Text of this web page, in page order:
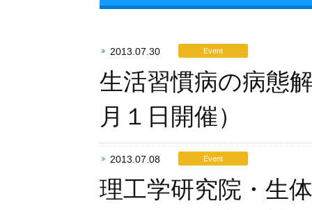
2013.07.30 Event
生活習慣病の病態
月１日開催）
2013.07.08 Event
理工学研究院・生